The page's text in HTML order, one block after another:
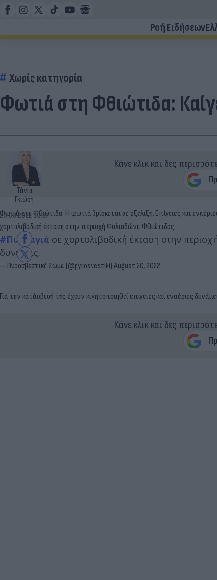
Ροή Ειδήσεων
Χωρίς κατηγορία
Φωτιά στη Φθιώτιδα:
Τάνια
Γκιώση
20.08.2022 16:57
Κάνε κλικ και δες
Φωτιά στη Φθιώτιδα: Η φωτιά βρίσκεται σε εξέλιξη. Επίγειες και
χορτολιβαδική έκταση στην περιοχή Φυλιαδώνα Φθιώτιδας.
#Πυρκαγιά σε χορτολιβαδική έκταση στην
δυνάμεις.
— Πυροσβεστικό Σώμα (@pyrosvestiki)August 20, 2022
Για την κατάσβεσή της έχουν κινητοποιηθεί επίγειες και εναέριες
Κάνε κλικ και δες